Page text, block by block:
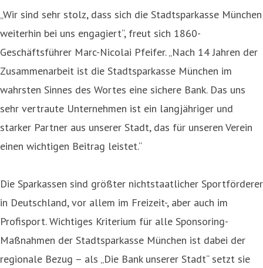
„Wir sind sehr stolz, dass sich die Stadtsparkasse München
weiterhin bei uns engagiert“, freut sich 1860-
Geschäftsführer Marc-Nicolai Pfeifer. „Nach 14 Jahren der
Zusammenarbeit ist die Stadtsparkasse München im
wahrsten Sinnes des Wortes eine sichere Bank. Das uns
sehr vertraute Unternehmen ist ein langjähriger und
starker Partner aus unserer Stadt, das für unseren Verein
einen wichtigen Beitrag leistet.“
Die Sparkassen sind größter nichtstaatlicher Sportförderer
in Deutschland, vor allem im Freizeit-, aber auch im
Profisport. Wichtiges Kriterium für alle Sponsoring-
Maßnahmen der Stadtsparkasse München ist dabei der
regionale Bezug – als „Die Bank unserer Stadt“ setzt sie